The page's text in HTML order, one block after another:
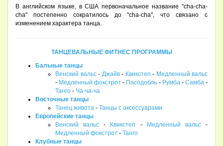
В английском языке, в США первоначальное название "сhа-cha-
cha" постепенно сократилось до "cha-cha", что связано с
изменением характера танца.
ТАНЦЕВАЛЬНЫЕ ФИТНЕС ПРОГРАММЫ
Бальные танцы
Венский вальс- Джайв- Квикстеп - Медленный вальс
- Медленный фокстрот - Пасодобль - Румба- Самба-
Танго - Ча-ча-ча
Восточные танцы
Танец живота - Танцы с аксессуарами
Европейские танцы
Венский вальс - Квикстеп - Медленный вальс-
Медленный фокстрот - Танго
Клубные танцы